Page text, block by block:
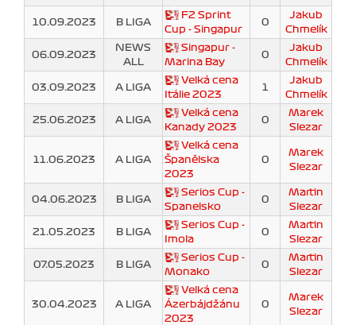
10.09.2023 B LIGA
F2 Sprint
Cup - Singapur
0
Jakub
Chmelík
06.09.2023
NEWS
ALL
Singapur -
Marina Bay
0
Jakub
Chmelík
03.09.2023 A LIGA
Velká cena
Itálie 2023
1
Jakub
Chmelík
25.06.2023 A LIGA
Velká cena
Kanady 2023
0
Marek
Slezar
11.06.2023 A LIGA
Velká cena
Španělska
2023
0
Marek
Slezar
04.06.2023 B LIGA
Serios Cup -
Spanelsko
0
Martin
Slezar
21.05.2023 B LIGA
Serios Cup -
Imola
0
Martin
Slezar
07.05.2023 B LIGA
Serios Cup -
Monako
0
Martin
Slezar
30.04.2023 A LIGA
Velká cena
Ázerbájdžánu
2023
0
Marek
Slezar